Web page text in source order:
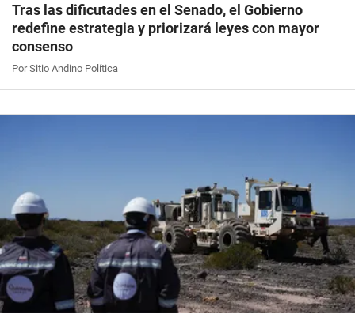
Tras las dificutades en el Senado, el Gobierno
redefine estrategia y priorizará leyes con mayor
consenso
Por Sitio Andino Política